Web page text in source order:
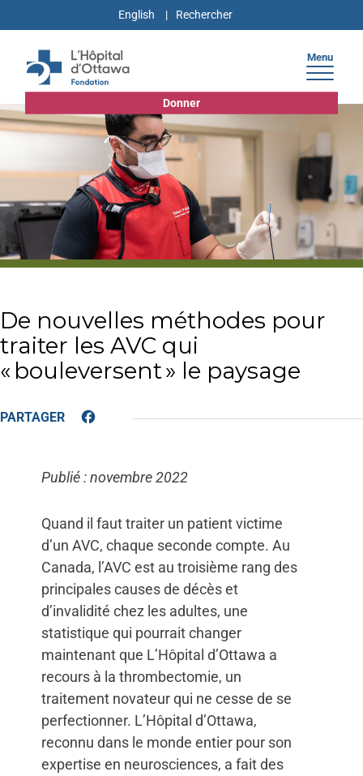
English
Donner
Menu
De nouvelles méthodes pour
traiter les AVC qui
« bouleversent » le paysage
Facebook
Publié : novembre 2022
Quand il faut traiter un patient victime
d’un AVC, chaque seconde compte. Au
Canada, l’AVC est au troisième rang des
principales causes de décès et
d’invalidité chez les adultes, une
statistique qui pourrait changer
maintenant que L’Hôpital d’Ottawa a
recours à la thrombectomie, un
traitement novateur qui ne cesse de se
perfectionner. L’Hôpital d’Ottawa,
reconnu dans le monde entier pour son
expertise en neurosciences, a fait des